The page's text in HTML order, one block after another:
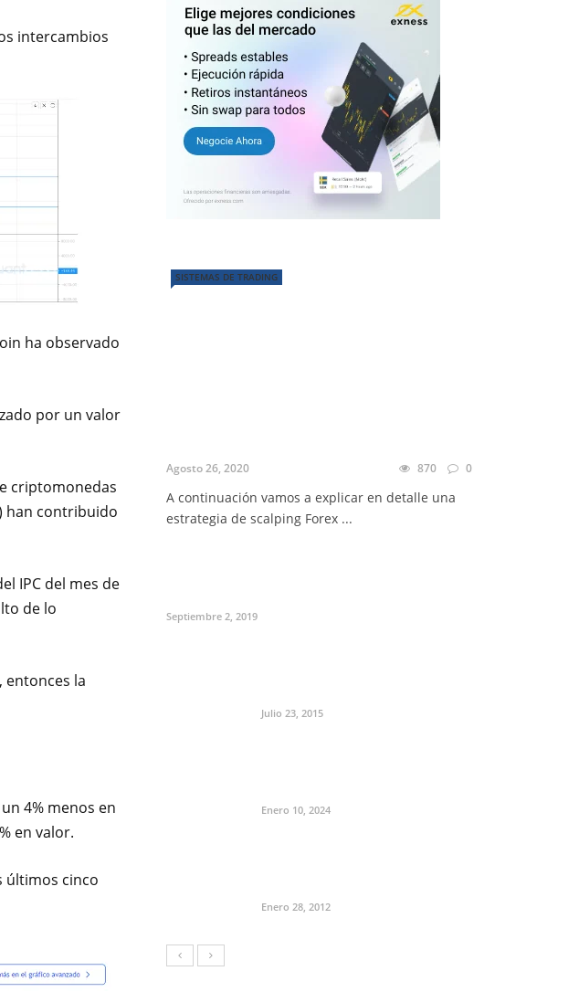
intercambios
ha observado
por un valor
criptomonedas
han contribuido
IPC del mes de
de lo
entonces la
4% menos en
en valor.
últimos cinco
SISTEMAS DE TRADING
Agosto 26, 2020 870 0
A continuación vamos a explicar en detalle una
estrategia de scalping Forex ...
Septiembre 2, 2019
Julio 23, 2015
Enero 10, 2024
Enero 28, 2012